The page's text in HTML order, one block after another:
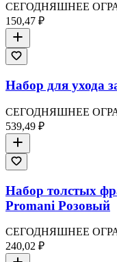
СЕГОДНЯШНЕЕ
150,47 ₽
Набор для ухода
СЕГОДНЯШНЕЕ
539,49 ₽
Набор толстых
Promani Розовый
СЕГОДНЯШНЕЕ
240,02 ₽